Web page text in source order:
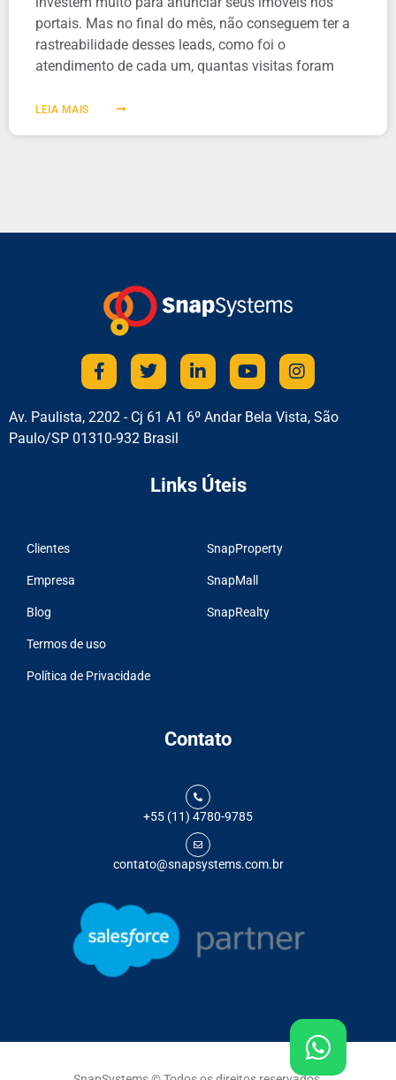
portais. Mas no final do mês, não conseguem ter a
rastreabilidade desses leads, como foi o
atendimento de cada um, quantas visitas foram
LEIA MAIS
Av. Paulista, 2202 - Cj 61 A1 6º Andar Bela Vista, São
Paulo/SP 01310-932 Brasil
Links Úteis
Clientes
Empresa
Blog
Termos de uso
Política de Privacidade
SnapProperty
SnapMall
SnapRealty
Contato
+55 (11) 4780-9785
contato@snapsystems.com.br